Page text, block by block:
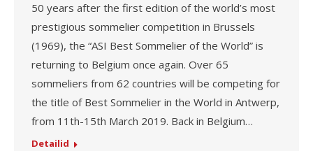
50 years after the first edition of the world’s most
prestigious sommelier competition in Brussels
(1969), the “ASI Best Sommelier of the World” is
returning to Belgium once again. Over 65
sommeliers from 62 countries will be competing for
the title of Best Sommelier in the World in Antwerp,
from 11th-15th March 2019. Back in Belgium…
Detailid